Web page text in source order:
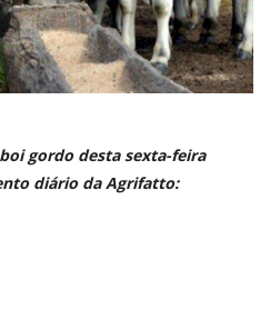
gordo desta sexta-feira
diário daAgrifatto: